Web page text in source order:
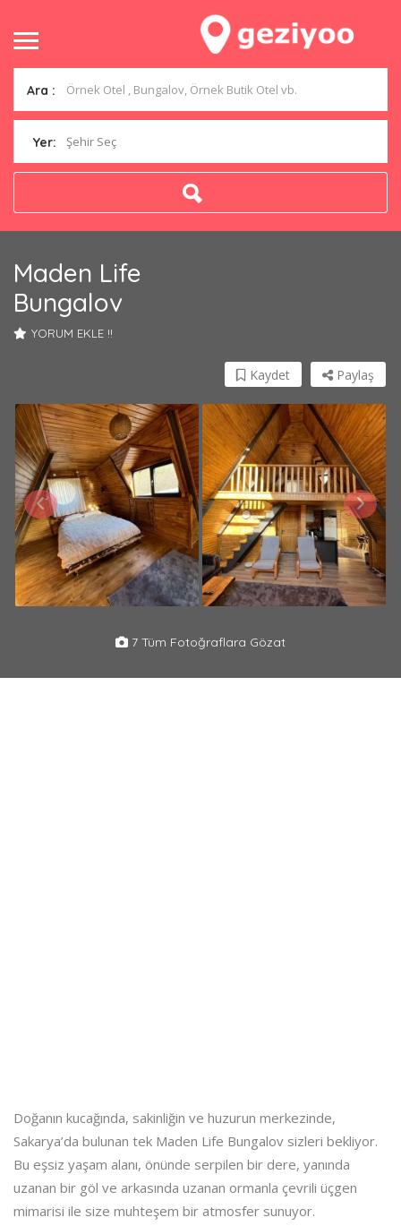
Ara :
Yer: Şehir Seç
Maden Life
Bungalov
YORUM EKLE !!
Paylaş
Kaydet
7 Tüm Fotoğraflara Gözat
Doğanın kucağında, sakinliğin ve huzurun merkezinde,
Sakarya’da bulunan tek Maden Life Bungalov sizleri bekliyor.
Bu eşsiz yaşam alanı, önünde serpilen bir dere, yanında
uzanan bir göl ve arkasında uzanan ormanla çevrili üçgen
mimarisi ile size muhteşem bir atmosfer sunuyor.